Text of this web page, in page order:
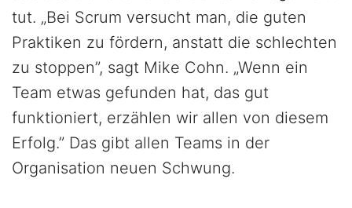
tut. „Bei Scrum versucht man, die guten
Praktiken zu fördern, anstatt die schlechten
zu stoppen”, sagt Mike Cohn. „Wenn ein
Team etwas gefunden hat, das gut
funktioniert, erzählen wir allen von diesem
Erfolg.” Das gibt allen Teams in der
Organisation neuen Schwung.